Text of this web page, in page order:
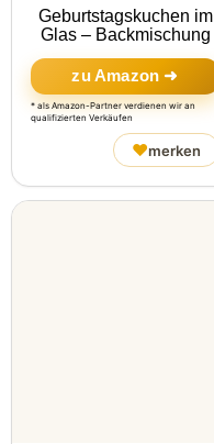
Geburtstagskuchen im
Glas – Backmischung
zu Amazon ➜
* als Amazon-Partner verdienen wir an
qualifizierten Verkäufen
♥merken